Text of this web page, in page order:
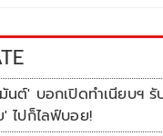
นต์' บอกเปิดทำเนียบฯ
' ไปก็ไลฟ์บอย!